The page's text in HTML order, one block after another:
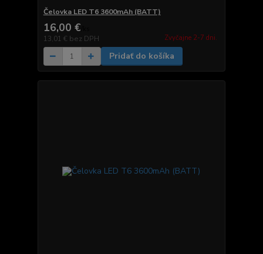
Čelovka LED T6 3600mAh (BATT)
16,00 €
13,01 € bez DPH Zvyčajne 2-7 dni.
Pridať do košíka